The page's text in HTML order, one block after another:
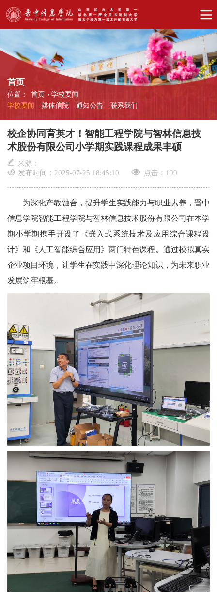
首页
位置： 首页
学校要闻
学校要闻
媒体信院 通知公告 联系我们
校企协同育英才！智能工程学院与智林信息技
术股份有限公司小学期实践课程成果丰硕
来源：
发布时间：2025-07-25 18:45:10
点击： 199
为深化产教融合，提升学生实践能力与职业素养，晋中
信息学院智能工程学院与智林信息技术股份有限公司在本学
期小学期携手开设了《嵌入式系统技术及应用综合课程设
计》和《人工智能综合应用》两门特色课程。通过模拟真实
企业项目环境，让学生在实践中深化理论知识，为未来职业
发展筑牢根基。